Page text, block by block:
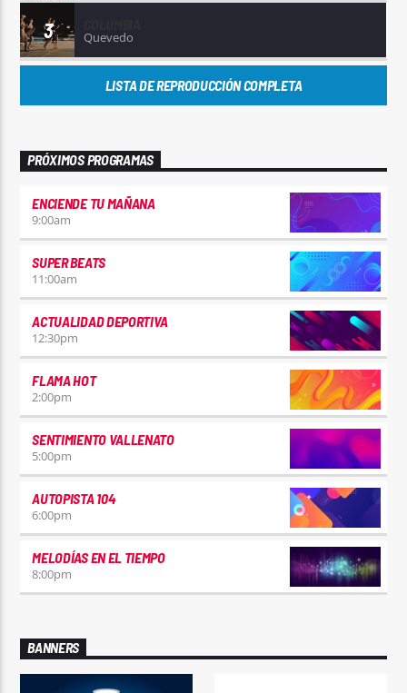
3 Quevedo
LISTA DE REPRODUCCIÓN COMPLETA
PRÓXIMOS PROGRAMAS
ENCIENDE TU MAÑANA
9:00am
SUPER BEATS
11:00am
ACTUALIDAD DEPORTIVA
12:30pm
FLAMA HOT
2:00pm
SENTIMIENTO VALLENATO
5:00pm
AUTOPISTA 104
6:00pm
MELODÍAS EN EL TIEMPO
8:00pm
BANNERS